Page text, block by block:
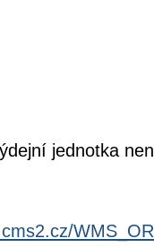
jednotka